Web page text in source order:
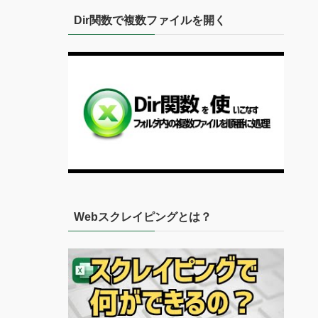
Dir関数で複数ファイルを開く
Webスクレイピングとは？